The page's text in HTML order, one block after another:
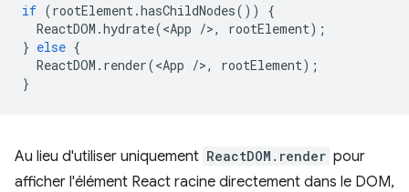
if (rootElement .hasChildNodes())
{
ReactDOM .hydrate(<App />, rootElement);
} else {
ReactDOM . render(<App />, rootElement);
}
Au lieu d'utiliser uniquement ReactDOM.render pour
afficher l'élément React racine directement dans le DOM,